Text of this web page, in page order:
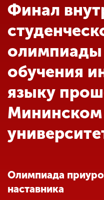
Абитуриенту
Обучение
Наука
Международная
деятельность
Другие виды
деятельности
Финал
олимпиады
обучения
языку
Мининском
Олимпиада
наставника